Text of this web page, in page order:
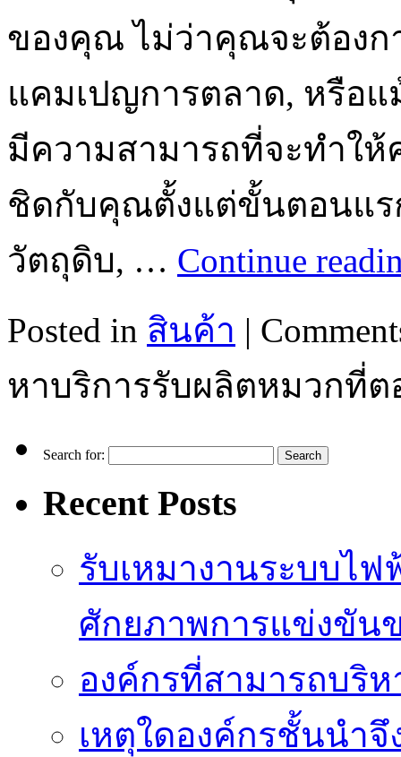
ของคุณ ไม่ว่าคุณจะต้องก
แคมเปญการตลาด, หรือ
มีความสามารถที่จะทำให้
ชิดกับคุณตั้งแต่ขั้นตอนแร
วัตถุดิบ, … Continue
Posted in สินค้า |
หาบริการรับผลิตหมวกที่ต
Search for:
Recent Posts
รับเหมางานระบบไ
ศักยภาพการแข่งขัน
องค์กรที่สามารถบริ
เหตุใดองค์กรชั้นนำ